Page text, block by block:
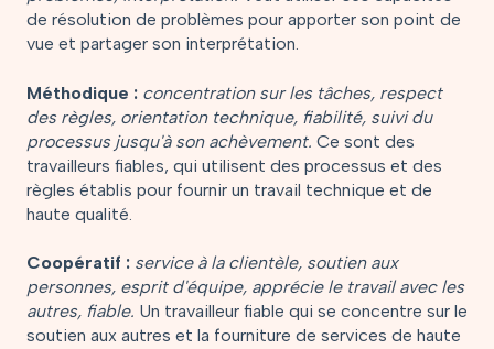
de résolution de problèmes pour apporter son point de
vue et partager son interprétation.
Méthodique : concentration sur les tâches, respect
des règles, orientation technique, fiabilité, suivi du
processus jusqu'à son achèvement. Ce sont des
travailleurs fiables, qui utilisent des processus et des
règles établis pour fournir un travail technique et de
haute qualité.
Coopératif : service à la clientèle, soutien aux
personnes, esprit d'équipe, apprécie le travail avec les
autres, fiable. Un travailleur fiable qui se concentre sur le
soutien aux autres et la fourniture de services de haute